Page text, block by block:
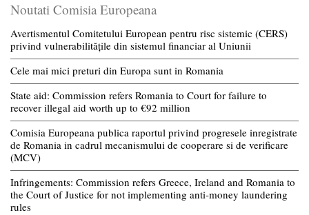
Noutati Comisia Europeana
Avertismentul Comitetului European pentru risc sistemic (CERS)
privind vulnerabilitățile din sistemul financiar al Uniunii
Cele mai mici preturi din Europa sunt in Romania
State aid: Commission refers Romania to Court for failure to
recover illegal aid worth up to €92 million
Comisia Europeana publica raportul privind progresele inregistrate
de Romania in cadrul mecanismului de cooperare si de verificare
(MCV)
Infringements: Commission refers Greece, Ireland and Romania to
the Court of Justice for not implementing anti-money laundering
rules